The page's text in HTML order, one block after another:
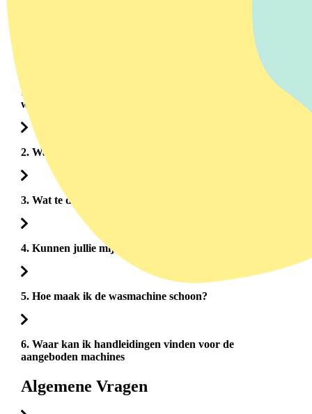
1. Wat zijn de beschikbare abonnementsopties en hoe
werkt de verlenging?
2. Wat betekent foutcode E21?
3. Wat te doen bij problemen met mijn machine?
4. Kunnen jullie mijn oude apparaat meenemen?
5. Hoe maak ik de wasmachine schoon?
6. Waar kan ik handleidingen vinden voor de
aangeboden machines
Algemene Vragen